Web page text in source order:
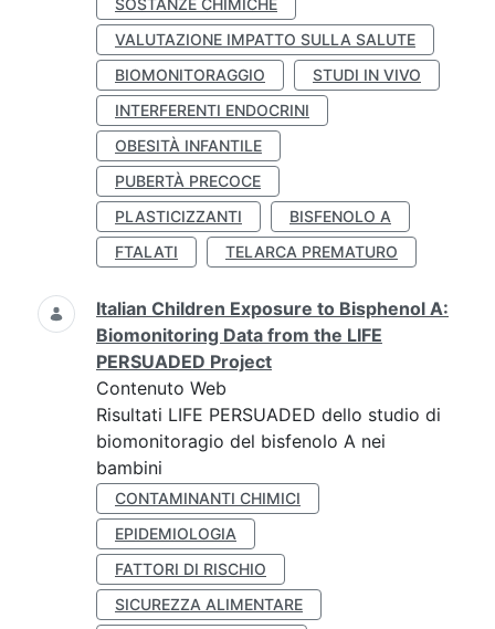
SOSTANZE CHIMICHE
VALUTAZIONE IMPATTO SULLA SALUTE
BIOMONITORAGGIO
STUDI IN VIVO
INTERFERENTI ENDOCRINI
OBESITÀ INFANTILE
PUBERTÀ PRECOCE
PLASTICIZZANTI
BISFENOLO A
FTALATI
TELARCA PREMATURO
Italian Children Exposure to Bisphenol A:
Biomonitoring Data from the LIFE
PERSUADED Project
Contenuto Web
Risultati LIFE PERSUADED dello studio di
biomonitoragio del bisfenolo A nei
bambini
CONTAMINANTI CHIMICI
EPIDEMIOLOGIA
FATTORI DI RISCHIO
SICUREZZA ALIMENTARE